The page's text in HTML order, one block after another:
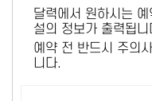
달력에서 원하시는
설의 정보가 출력됩니
예약 전 반드시 주의
니다.